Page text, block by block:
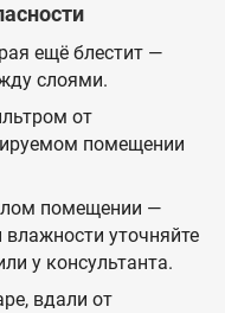
ещё блестит —
слоями.
от
помещении
помещении —
уточняйте
у консультанта.
вдали от